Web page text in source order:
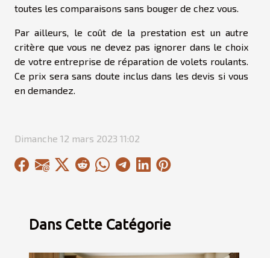
toutes les comparaisons sans bouger de chez vous.
Par ailleurs, le coût de la prestation est un autre
critère que vous ne devez pas ignorer dans le choix
de votre entreprise de réparation de volets roulants.
Ce prix sera sans doute inclus dans les devis si vous
en demandez.
Dimanche 12 mars 2023 11:02
Dans Cette Catégorie